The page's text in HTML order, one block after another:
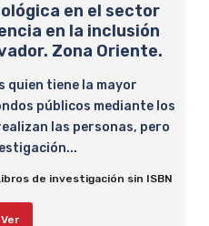
en el sector
en la inclusión
Zona Oriente.
quien tiene la mayor
públicos mediante los
las personas, pero
de investigación sin ISBN
Ver